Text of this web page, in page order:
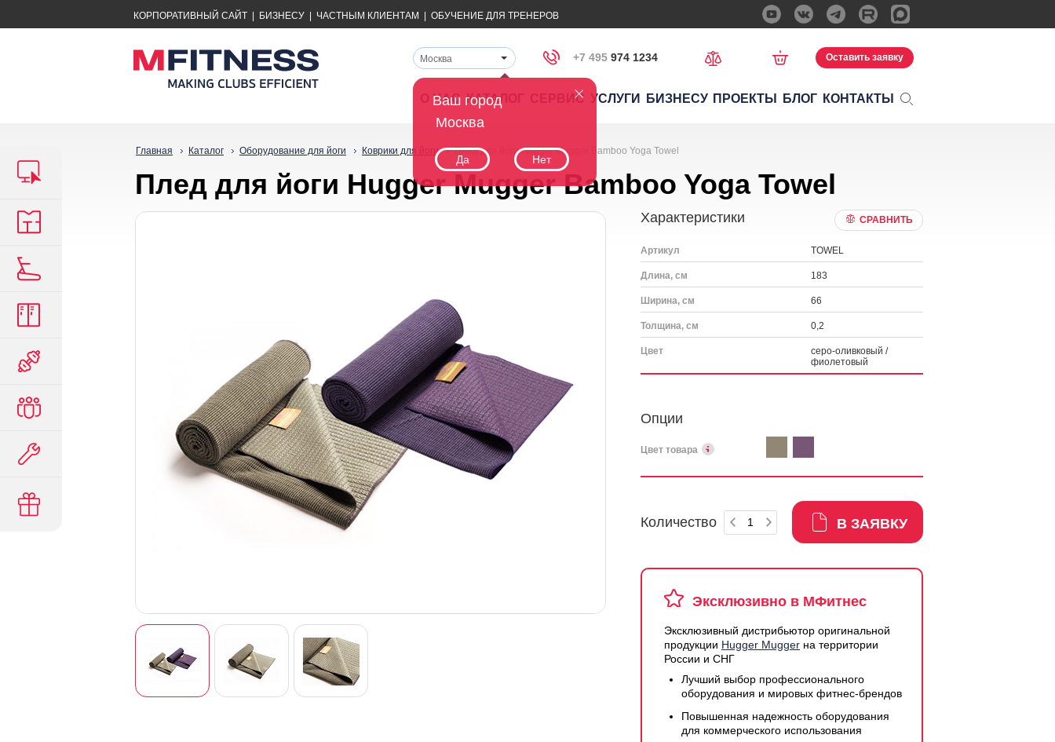
КОРПОРАТИВНЫЙ САЙТ БИЗНЕСУ ЧАСТНЫМ КЛИЕНТАМ ОБУЧЕНИЕ ДЛЯ ТРЕНЕРОВ
Ваш город
Москва
Да Нет
Москва +7 495 974 1234 Оставить заявку
О НАС КАТАЛОГ СЕРВИС УСЛУГИ БИЗНЕСУ ПРОЕКТЫ БЛОГ КОНТАКТЫ
Главная Каталог Оборудование для йоги Коврики для йоги Плед для йоги Hugger Mugger Bamboo Yoga Towel
Плед для йоги Hugger Mugger Bamboo Yoga Towel
Характеристики СРАВНИТЬ
Артикул TOWEL
Длина, см 183
Ширина, см 66
Толщина, см 0,2
Цвет
серо-оливковый /
фиолетовый
Опции
Цвет товара
Количество В ЗАЯВКУ
Эксклюзивно в МФитнес
Эксклюзивный дистрибьютор оригинальной
продукции Hugger Mugger на территории
России и СНГ
Лучший выбор профессионального
оборудования и мировых фитнес-брендов
Повышенная надежность оборудования
для коммерческого использования